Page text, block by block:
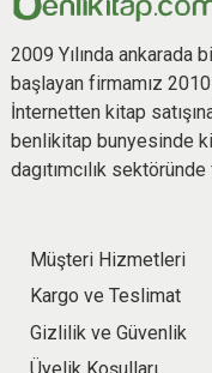
2009 Yılında
başlayan firmamız
İnternetten kitap
benlikitap bunyesinde
dagıtımcılık
Müşteri Hizmetleri
Kargo ve Teslimat
Gizlilik ve Güvenlik